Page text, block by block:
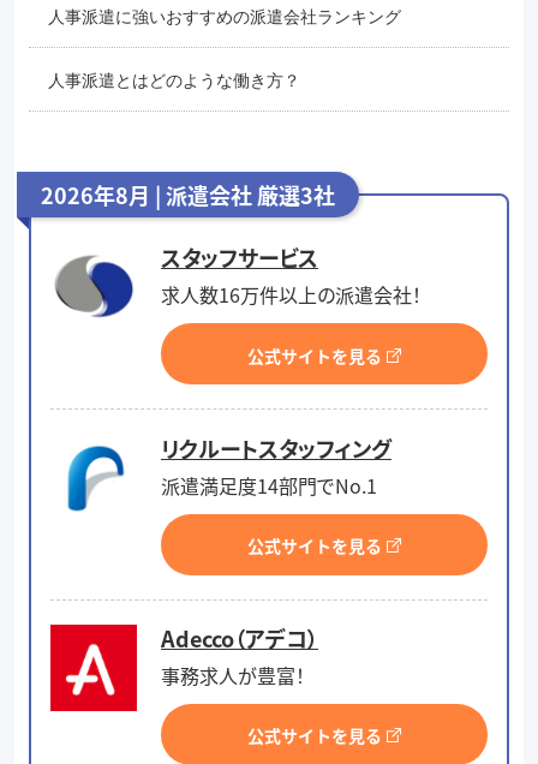
人事派遣に強いおすすめの派遣会社ランキング
人事派遣とはどのような働き方？
2026年8月 | 派遣会社 厳選3社
スタッフサービス
求人数16万件以上の派遣会社！
公式サイトを見る
リクルートスタッフィング
派遣満足度14部門でNo.1
公式サイトを見る
Adecco（アデコ）
事務求人が豊富！
公式サイトを見る